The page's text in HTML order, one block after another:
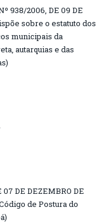
938/2006, DE 09 DE
sobre o estatuto dos
municipais da
autarquias e das
DE DEZEMBRO DE
de Postura do